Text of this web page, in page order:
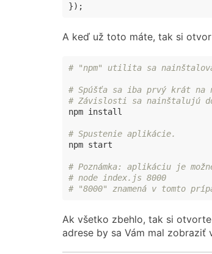
});
A keď už toto máte, tak si
# "npm" utilita sa
# Spúšťa sa iba prvý krát
# Závislosti sa nainštalujú do
npm install
# Spustenie aplikácie.
npm start
# Poznámka: aplikáciu je
# node index.js 8000
# "8000" znamená v tomto
Ak všetko zbehlo, tak si
adrese by sa Vám mal zobraziť